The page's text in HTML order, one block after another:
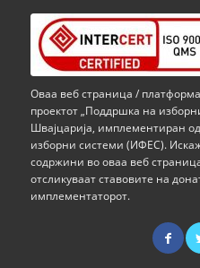
Оваа веб страница /
проектот „Поддршка на
Швајцарија, имплементиран
изборни системи (ИФЕС).
содржини во оваа веб
отсликуваат ставовите на
имплементаторот.